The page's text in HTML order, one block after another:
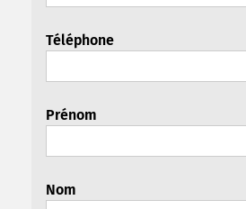
Téléphone
Prénom
Nom